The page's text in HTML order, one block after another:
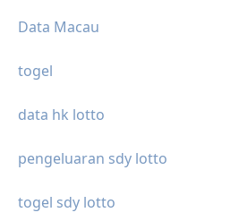
Data Macau
togel
data hk lotto
pengeluaran sdy lotto
togel sdy lotto